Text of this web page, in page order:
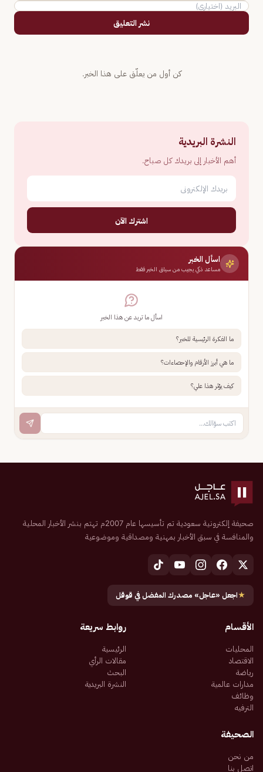
نشر التعليق
كن أول من يعلّق على هذا الخبر.
النشرة البريدية
أهم الأخبار إلى بريدك كل صباح.
اشترك الآن
اسأل الخبر
مساعد ذكي يجيب من سياق الخبر فقط
اسأل ما تريد عن هذا الخبر
ما الفكرة الرئيسية للخبر؟
ما هي أبرز الأرقام والإحصاءات؟
كيف يؤثر هذا علي؟
صحيفة إلكترونية سعودية تم تأسيسها عام 2007م تهتم بنشر الأخبار المحلية
والمنافسة في سبق الأخبار بمهنية ومصداقية وموضوعية
★اجعل «عاجل» مصدرك المفضل في قوقل
الأقسام
المحليات
الاقتصاد
رياضة
مدارات عالمية
وظائف
الترفيه
روابط سريعة
الرئيسية
مقالات الرأي
البحث
النشرة البريدية
الصحيفة
من نحن
اتصل بنا